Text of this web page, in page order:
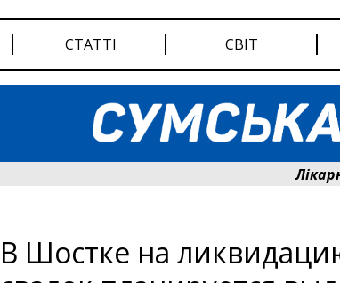
СТАТТІ СВІТ
Лікарня
В Шостке на